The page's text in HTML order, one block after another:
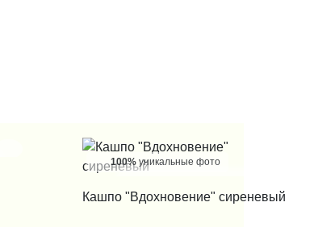
100% уникальные фото
КУПИТЬ В 1 КЛИК
Кашпо "Вдохновение" сиреневый